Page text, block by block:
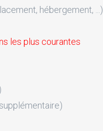
hébergement, ...)
les plus courantes